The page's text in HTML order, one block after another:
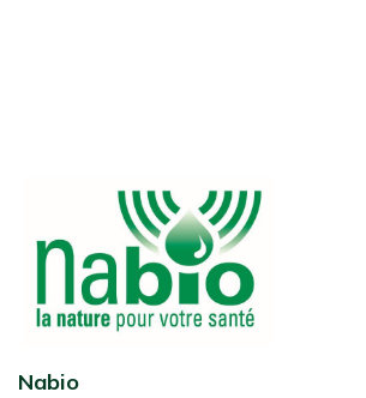
Nabio